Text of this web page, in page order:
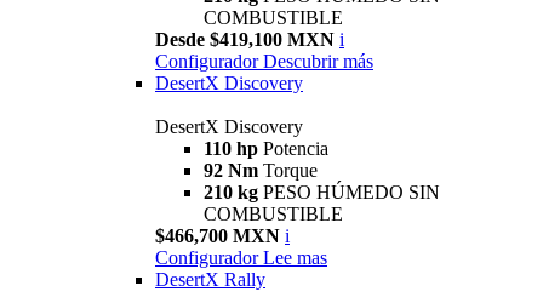
COMBUSTIBLE
Desde $419,100 MXN i
Configurador Descubrir más
DesertX Discovery
DesertX Discovery
110 hp Potencia
92 Nm Torque
210 kg PESO HÚMEDO SIN
COMBUSTIBLE
$466,700 MXN i
Configurador Lee mas
DesertX Rally